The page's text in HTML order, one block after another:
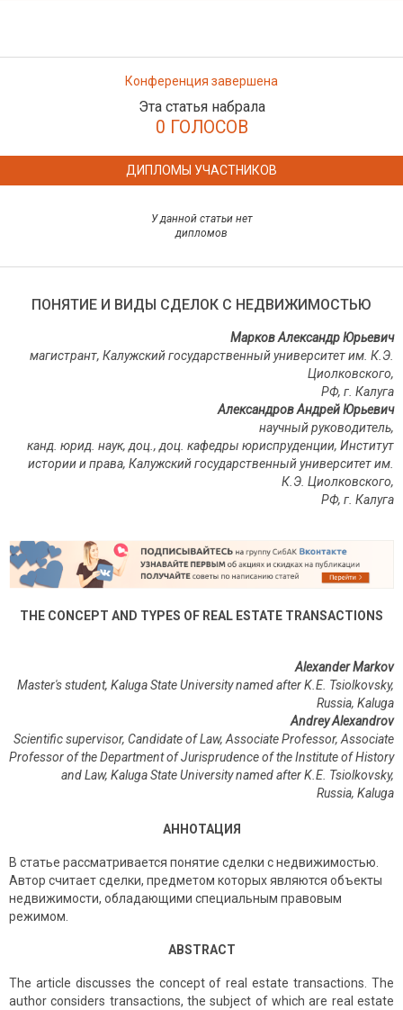
Конференция завершена
Эта статья набрала
0 ГОЛОСОВ
ДИПЛОМЫ УЧАСТНИКОВ
У данной статьи нет
дипломов
ПОНЯТИЕ И ВИДЫ СДЕЛОК С НЕДВИЖИМОСТЬЮ
Марков Александр Юрьевич
магистрант, Калужский государственный университет им. К.Э.
Циолковского,
РФ, г. Калуга
Александров Андрей Юрьевич
научный руководитель,
канд. юрид. наук, доц., доц. кафедры юриспруденции, Институт
истории и права, Калужский государственный университет им.
К.Э. Циолковского,
РФ, г Калуга
THE CONCEPT AND TYPES OF REAL ESTATE TRANSACTIONS
Alexander Markov
Master's student, Kaluga State University named after K.E. Tsiolkovsky,
Russia, Kaluga
Andrey Alexandrov
Scientific supervisor, Candidate of Law, Associate Professor, Associate
Professor of the Department of Jurisprudence of the Institute of History
and Law, Kaluga State University named after K.E. Tsiolkovsky,
Russia, Kaluga
АННОТАЦИЯ
В статье рассматривается понятие сделки с недвижимостью.
Автор считает сделки, предметом которых являются объекты
недвижимости, обладающими специальным правовым
режимом.
ABSTRACT
The article discusses the concept of real estate transactions. The
author considers transactions, the subject of which are real estate